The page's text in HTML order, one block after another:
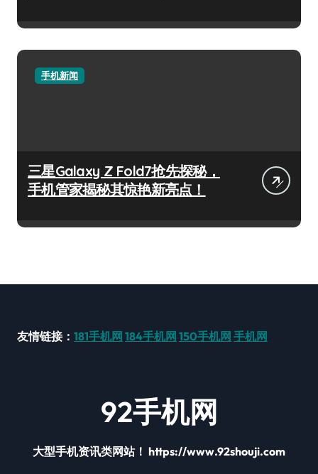
手机新闻
三星Galaxy Z Fold7抢先探秘，
手机管家揭秘其惊艳新亮点！
友情链接： 181手机网 184手机网 150手机网 手机网
92手机网
大型手机资讯类网站！ https://www.92shouji.com